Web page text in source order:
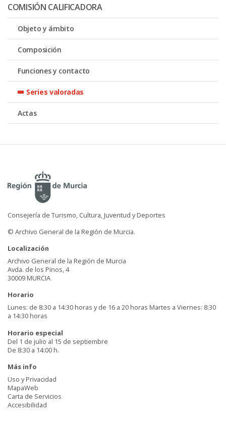
COMISIÓN CALIFICADORA
Objeto y ámbito
Composición
Funciones y contacto
Series valoradas
Actas
Consejería de Turismo, Cultura, Juventud y Deportes
© Archivo General de la Región de Murcia.
Localización
Archivo General de la Región de Murcia
Avda. de los Pinos, 4
30009 MURCIA
Horario
Lunes: de 8:30 a 14:30 horas y de 16 a 20 horas Martes a Viernes: 8:30
a 14:30 horas
Horario especial
Del 1 de julio al 15 de septiembre
De 8:30 a 14:00 h.
Más info
Uso y Privacidad
MapaWeb
Carta de Servicios
Accesibilidad